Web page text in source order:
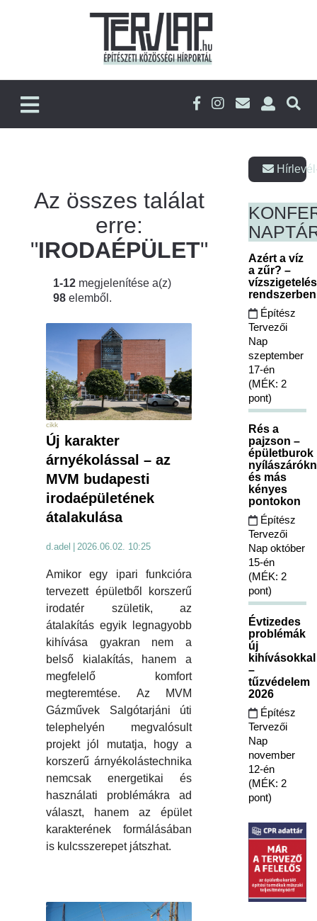
Az összes találat
erre:
"IRODAÉPÜLET"
1-12 megjelenítése a(z)
98 elemből.
cikk
Új karakter
árnyékolással – az
MVM budapesti
irodaépületének
átalakulása
d.adel 2026.06.02. 10:25
Amikor egy ipari funkcióra
tervezett épületből korszerű
irodatér születik, az
átalakítás egyik legnagyobb
kihívása gyakran nem a
belső kialakítás, hanem a
megfelelő komfort
megteremtése. Az MVM
Gázművek Salgótarjáni úti
telephelyén megvalósult
projekt jól mutatja, hogy a
korszerű árnyékolástechnika
nemcsak energetikai és
használati problémákra ad
választ, hanem az épület
karakterének formálásában
is kulcsszerepet játszhat.
Azért a víz
a zűr? –
Építész
Tervezői
Nap
szeptember
17-én
(MÉK: 2
pont)
Rés a
pajzson –
épületburok
és más
kényes
pontokon
Építész
Tervezői
Nap október
15-én
(MÉK: 2
pont)
Évtizedes
problémák
új
kihívásokkal
–
tűzvédelem
2026
Építész
Tervezői
Nap
november
12-én
(MÉK: 2
pont)